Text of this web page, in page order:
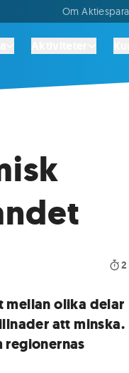
Om
2
olika delar
att minska.
regionernas